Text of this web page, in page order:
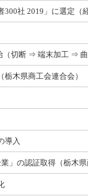
300社 2019」に選定（
（切断 ⇒ 端末加工 ⇒
栃木県商工会連合会）
導入
」の認証取得（栃木